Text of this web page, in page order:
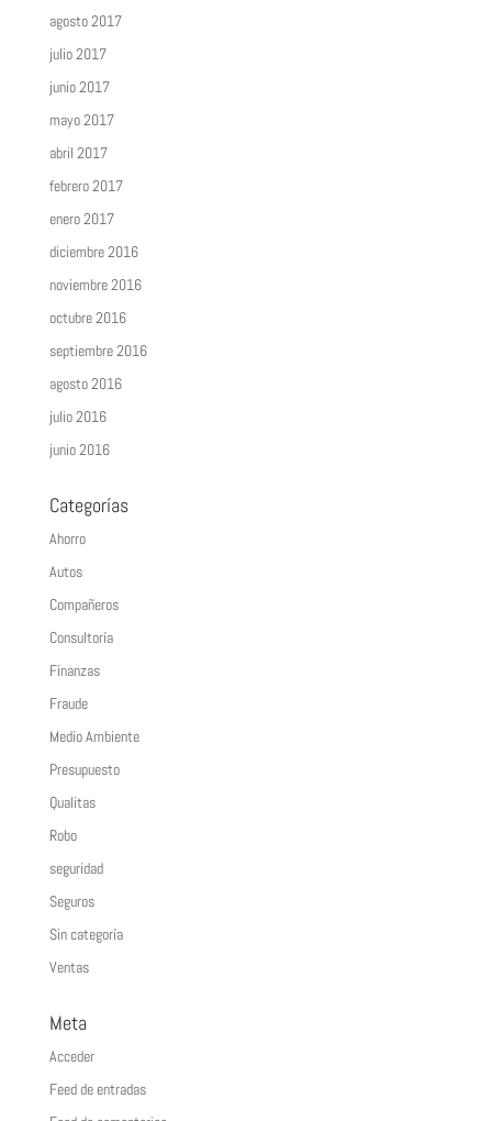
agosto 2017
julio 2017
junio 2017
mayo 2017
abril 2017
febrero 2017
enero 2017
diciembre 2016
noviembre 2016
octubre 2016
septiembre 2016
agosto 2016
julio 2016
junio 2016
Categorías
Ahorro
Autos
Compañeros
Consultoría
Finanzas
Fraude
Medio Ambiente
Presupuesto
Qualitas
Robo
seguridad
Seguros
Sin categoría
Ventas
Meta
Acceder
Feed de entradas